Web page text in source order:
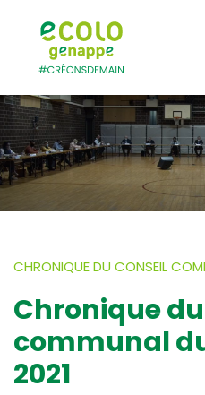
Ecolo –
CHRONIQUE DU CONSEIL
Chronique
communal
2021